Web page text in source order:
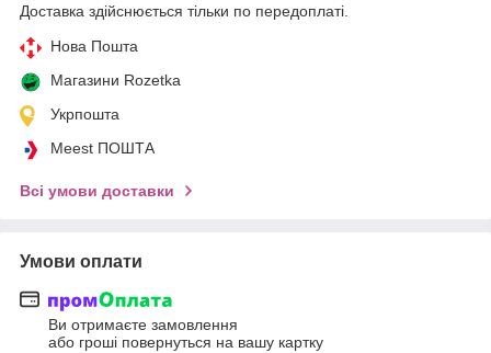
Доставка здійснюється тільки по передоплаті.
Нова Пошта
Магазини Rozetka
Укрпошта
Meest ПОШТА
Всі умови доставки
Умови оплати
Ви отримаєте замовлення
або гроші повернуться на вашу картку